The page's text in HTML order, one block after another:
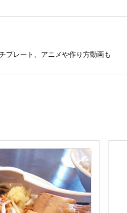
プレート、アニメや作り方動画も